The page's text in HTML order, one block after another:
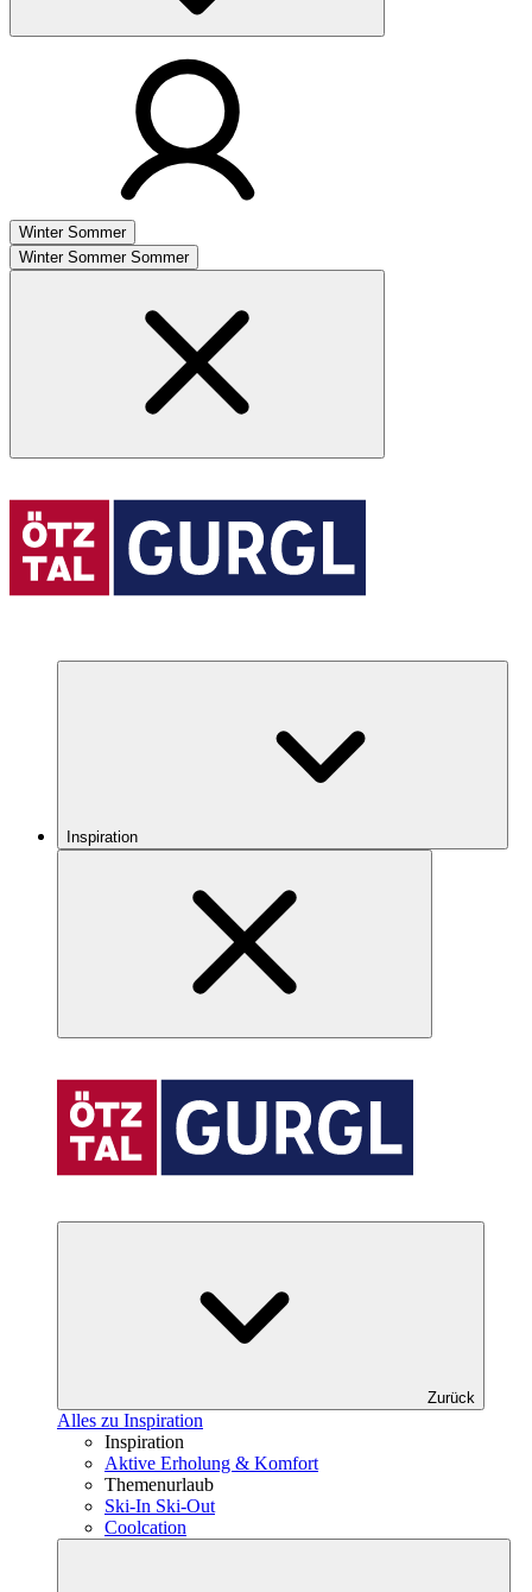
Winter Sommer
Winter Sommer Sommer
Inspiration
Zurück
Alles zu Inspiration
Inspiration
Aktive Erholung & Komfort
Themenurlaub
Ski-In Ski-Out
Coolcation